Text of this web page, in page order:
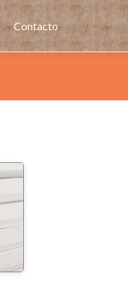
Contacto